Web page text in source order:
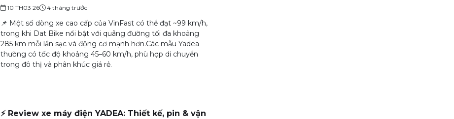
10 TH03 26 4 tháng trước
📌 Một số dòng xe cao cấp của VinFast có thể đạt ~99 km/h,
trong khi Dat Bike nổi bật với quãng đường tối đa khoảng
285 km mỗi lần sạc và động cơ mạnh hơn.Các mẫu Yadea
thường có tốc độ khoảng 45–60 km/h, phù hợp di chuyển
trong đô thị và phân khúc giá rẻ.
⚡ Review xe máy điện YADEA: Thiết kế, pin & vận